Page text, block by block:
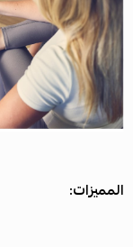
المميزات: